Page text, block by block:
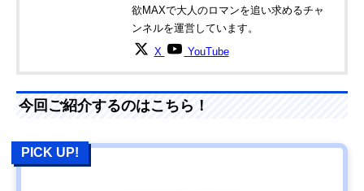
欲MAXで大人のロマンを追い求めるチャ
ンネルを運営しています。
X YouTube
今回ご紹介するのはこちら！
PICK UP!